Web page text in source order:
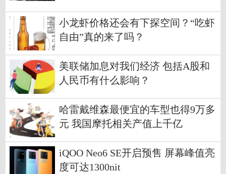
小龙虾价格还会有下探空间？“吃虾
自由”真的来了吗？
美联储加息对我们经济 包括A股和
人民币有什么影响？
哈雷戴维森最便宜的车型也得9万多
元 我国摩托相关产值上千亿
iQOO Neo6 SE开启预售 屏幕峰值亮
度可达1300nit